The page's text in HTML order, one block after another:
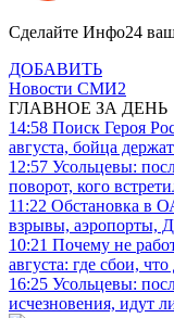
Сделайте Инфо24
ДОБАВИТЬ
Новости СМИ2
ГЛАВНОЕ ЗА ДЕНЬ
14:58 Поиск Героя
августа, бойца
12:57 Усольцевы:
поворот, кого
11:22 Обстановка в
взрывы, аэропорты,
10:21 Почему не
августа: где сбои, что
16:25 Усольцевы:
исчезновения, идут